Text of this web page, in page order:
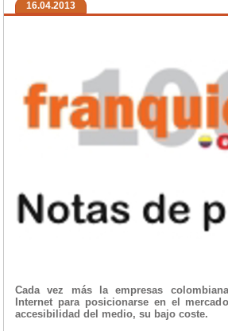
16.04.2013
Cada vez más la empresas
Internet para posicionarse en el
accesibilidad del medio, su bajo coste.